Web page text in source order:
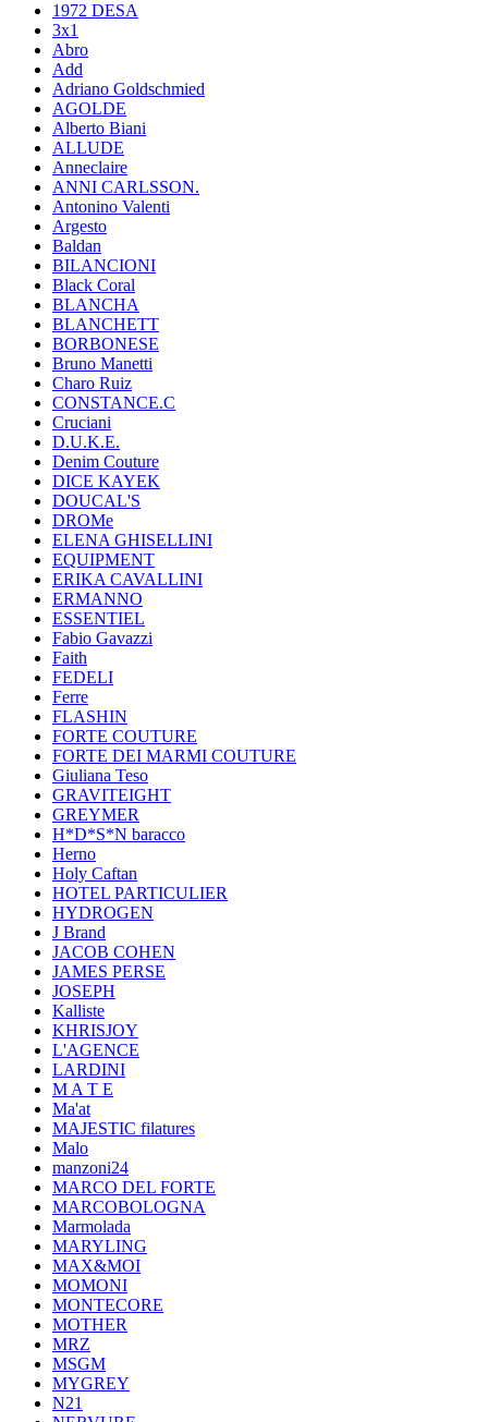
1972 DESA
3x1
Abro
Add
Adriano Goldschmied
AGOLDE
Alberto Biani
ALLUDE
Anneclaire
ANNI CARLSSON.
Antonino Valenti
Argesto
Baldan
BILANCIONI
Black Coral
BLANCHA
BLANCHETT
BORBONESE
Bruno Manetti
Charo Ruiz
CONSTANCE.C
Cruciani
D.U.K.E.
Denim Couture
DICE KAYEK
DOUCAL'S
DROMe
ELENA GHISELLINI
EQUIPMENT
ERIKA CAVALLINI
ERMANNO
ESSENTIEL
Fabio Gavazzi
Faith
FEDELI
Ferre
FLASHIN
FORTE COUTURE
FORTE DEI MARMI COUTURE
Giuliana Teso
GRAVITEIGHT
GREYMER
H*D*S*N baracco
Herno
Holy Caftan
HOTEL PARTICULIER
HYDROGEN
J Brand
JACOB COHEN
JAMES PERSE
JOSEPH
Kalliste
KHRISJOY
L'AGENCE
LARDINI
M A T E
Ma'at
MAJESTIC filatures
Malo
manzoni24
MARCO DEL FORTE
MARCOBOLOGNA
Marmolada
MARYLING
MAX&MOI
MOMONI
MONTECORE
MOTHER
MRZ
MSGM
MYGREY
N21